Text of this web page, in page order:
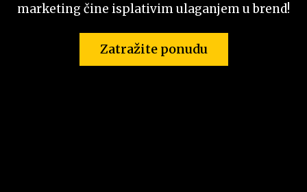
marketing čine isplativim ulaganjem u brend!
Zatražite ponudu